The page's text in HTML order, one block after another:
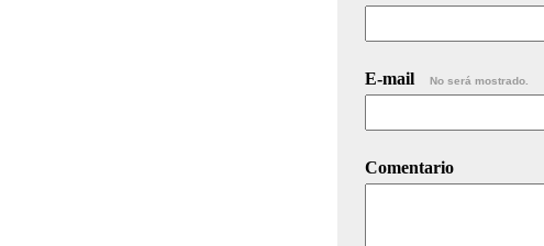
E-mail No será mostrado.
Comentario